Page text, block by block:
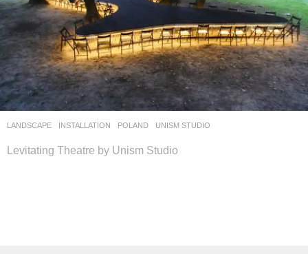
LANDSCAPE INSTALLATION POLAND UNISM STUDIO
Levitating Theatre by Unism Studio